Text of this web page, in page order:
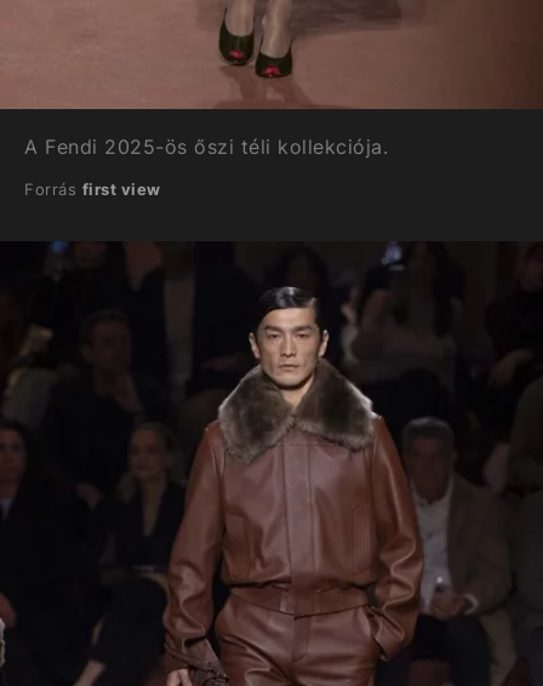
A Fendi 2025-ös őszi téli kollekciója.
Forrás first view